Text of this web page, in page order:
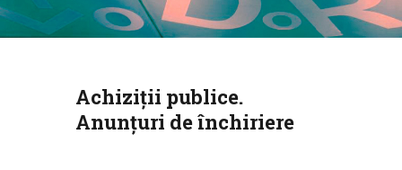
CATALOAGE ȘI
COLECȚII
EVENIMENTE
CULTURALE
Achiziții publice.
Anunţuri de închiriere